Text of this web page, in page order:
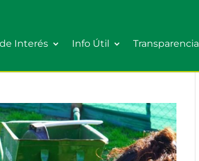
Interés Info Útil Transparencia